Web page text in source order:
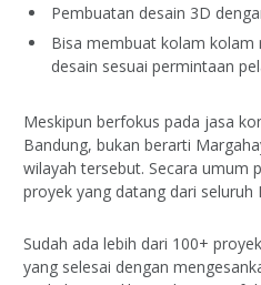
Pembuatan desain 3D
Bisa membuat kolam kolam
desain sesuai permintaan
Meskipun berfokus pada jasa
Bandung, bukan berarti
wilayah tersebut. Secara umum
proyek yang datang dari seluruh
Sudah ada lebih dari 100+
yang selesai dengan